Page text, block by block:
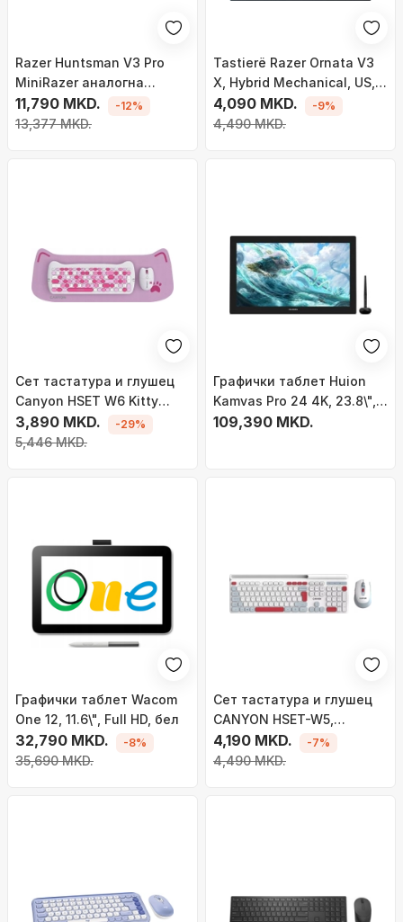
Razer Huntsman V3 Pro
MiniRazer аналогна
оптичка Gen-2 RGB LED
тастатура, САД
11,790 MKD.
13,377 MKD.
-12%
Tastierë Razer Ornata V3
X, Hybrid Mechanical, US, e
zezë
4,090 MKD.
4,490 MKD.
-9%
Сет тастатура и глушец
Canyon HSET W6 Kitty
Edition, безжичен, 104
тастери, розова
3,890 MKD.
5,446 MKD.
-29%
Графички таблет Huion
Kamvas Pro 24 4K, 23.8\",
QLED, црн
109,390 MKD.
Графички таблет Wacom
One 12, 11.6\", Full HD, бел
32,790 MKD.
35,690 MKD.
-8%
Сет тастатура и глушец
CANYON HSET-W5,
безжичен 2.4 GHz, 105
тастери, бел
4,190 MKD.
4,490 MKD.
-7%